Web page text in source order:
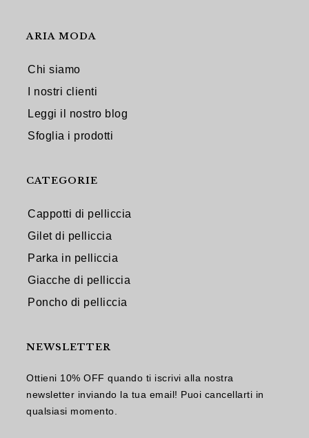
ARIA MODA
Chi siamo
I nostri clienti
Leggi il nostro blog
Sfoglia i prodotti
CATEGORIE
Cappotti di pelliccia
Gilet di pelliccia
Parka in pelliccia
Giacche di pelliccia
Poncho di pelliccia
NEWSLETTER
Ottieni 10% OFF quando ti iscrivi alla nostra
newsletter inviando la tua email! Puoi cancellarti in
qualsiasi momento.